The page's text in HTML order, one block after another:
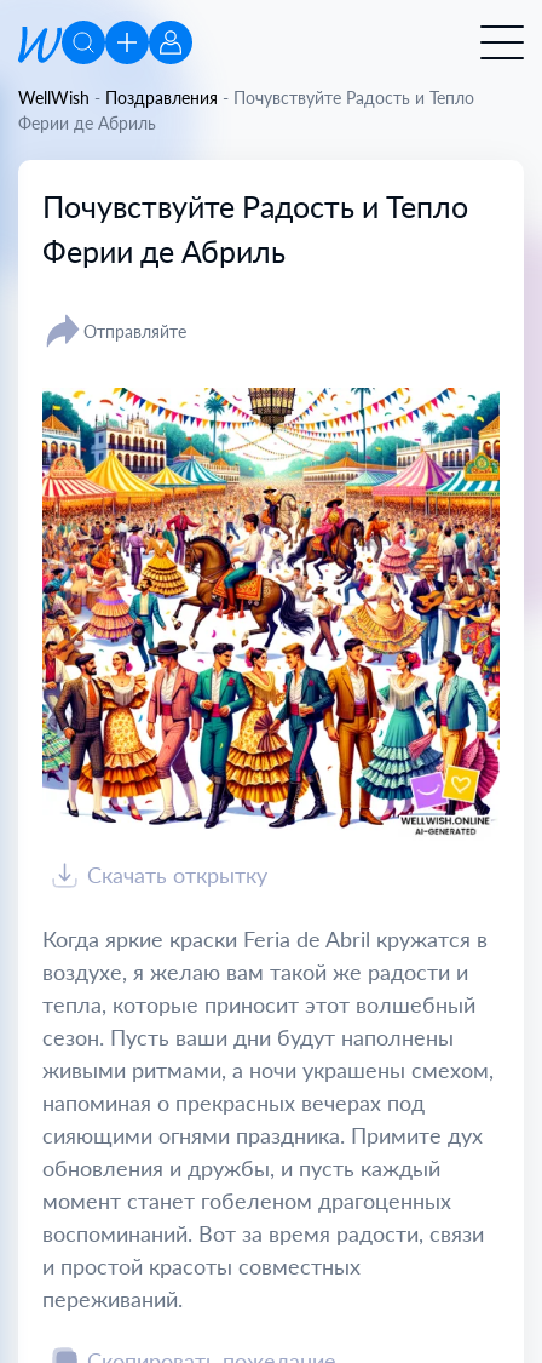
WellWish - Поздравления - Почувствуйте Радость и Тепло
Ферии де Абриль
Почувствуйте Радость и Тепло
Ферии де Абриль
Отправляйте
Скачать открытку
Когда яркие краски Feria de Abril кружатся в
воздухе, я желаю вам такой же радости и
тепла, которые приносит этот волшебный
сезон. Пусть ваши дни будут наполнены
живыми ритмами, а ночи украшены смехом,
напоминая о прекрасных вечерах под
сияющими огнями праздника. Примите дух
обновления и дружбы, и пусть каждый
момент станет гобеленом драгоценных
воспоминаний. Вот за время радости, связи
и простой красоты совместных
переживаний.